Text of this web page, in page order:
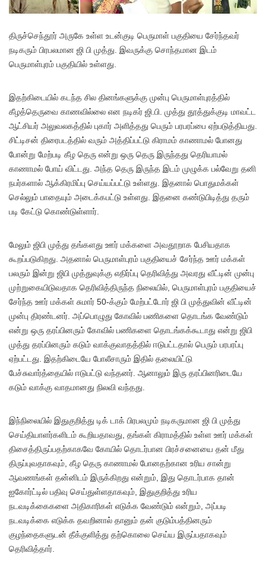
திருச்செந்தூர் அருகே உள்ள உடன்குடி பெருமாள் பகுதியை சேர்ந்தவர்
நடிகரும் பிரபலமான ஜி பி முத்து. இவருக்கு சொந்தமான இடம்
பெருமாள்புரம் பகுதியில் உள்ளது.
இதற்கிடையில் கடந்த சில தினங்களுக்கு முன்பு பெருமாள்புரத்தில்
கீழத்தெருவை காணவில்லை என நடிகர் ஜி.பி. முத்து தூத்துக்குடி மாவட்ட
ஆட்சியர் அலுவலகத்தில் புகார் அளித்தது பெரும் பரபரப்பை ஏற்படுத்தியது.
சிட்டிசன் திரைபடத்தில் வரும் அத்திப்பட்டு கிராமம் காணாமல் போனது
போன்று மேற்படி கீழ தெரு என்று ஒரு தெரு இருந்தது தெரியாமல்
காணாமல் போய் விட்டது. அந்த தெரு இருந்த இடம் முழுக்க பல்வேறு தனி
நபர்களால் ஆக்கிரமிப்பு செய்யப்பட்டு உள்ளது. இதனால் பொதுமக்கள்
செல்லும் பாதையும் அடைக்கபட்டு உள்ளது. இதனை கண்டுபிடித்து தரும்
படி கேட்டு கொண்டுள்ளார்.
மேலும் ஜிபி முத்து தங்களது ஊர் மக்களை அவதூறாக பேசியதாக
கூறப்படுகிறது. அதனால் பெருமாள்புரம் பகுதியைச் சேர்ந்த ஊர் மக்கள்
பலரும் இன்று ஜிபி முத்துவுக்கு எதிர்ப்பு தெரிவித்து அவரது வீட்டின் முன்பு
முற்றுகையிடுவதாக தெரிவித்திருந்த நிலையில், பெருமாள்புரம் பகுதியைச்
சேர்ந்த ஊர் மக்கள் சுமார் 50-க்கும் மேற்பட்டோர் ஜி பி முத்துவின் வீட்டின்
முன்பு திரண்டனர். அப்பொழுது கோவில் பணிகளை தொடங்க வேண்டும்
என்று ஒரு தரப்பினரும் கோவில் பணிகளை தொடங்கக்கூடாது என்று ஜிபி
முத்து தரப்பினரும் கடும் வாக்குவாதத்தில் ஈடுபட்டதால் பெரும் பரபரப்பு
ஏற்பட்டது. இதற்கிடையே போலீசாரும் இதில் தலையிட்டு
பேச்சுவார்த்தையில் ஈடுபட்டு வந்தனர். ஆனாலும் இரு தரப்பினரிடையே
கடும் வாக்கு வாதமானது நிலவி வந்தது.
இந்நிலையில் இதுகுறித்து டிக் டாக் பிரபலமும் நடிகருமான ஜி பி முத்து
செய்தியாளர்களிடம் கூறியதாவது, தங்கள் கிராமத்தில் உள்ள ஊர் மக்கள்
திசைத்திருப்பதற்காகவே கோயில் தொடர்பான பிரச்சனையை தன் மீது
திருப்புவதாகவும், கீழ தெரு காணாமல் போனதற்கான உரிய சான்று
ஆவணங்கள் தன்னிடம் இருக்கிறது என்றும், இது தொடர்பாக தான்
ஐகோர்ட்டில் பதிவு செய்துள்ளதாகவும், இதுகுறித்து உரிய
நடவடிக்கைகளை அதிகாரிகள் எடுக்க வேண்டும் என்றும், அப்படி
நடவடிக்கை எடுக்க தவறினால் தானும் தன் குடும்பத்தினரும்
குழந்தைகளுடன் தீக்குளித்து தற்கொலை செய்ய இருப்பதாகவும்
தெரிவித்தார்.